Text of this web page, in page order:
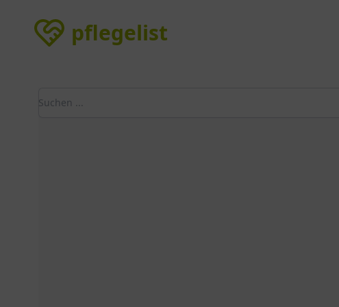
pflegelistpflegelist